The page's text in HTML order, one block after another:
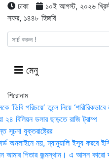
ঢাকা
১০ই আগস্ট, ২০২৬
সফর, ১৪৪৮ হিজরি
মেনু
শিরোনাম
‘ডিবি পরিচয়ে’ তুলে নিয়ে
২৪ বিলিয়ন ডলার ছাড়তে রাজি ট্রাম্প
সূচনা যুক্তরাষ্ট্রের
অনলাইনে নয়, ম্যানুয়ালি ইস্যু করবে
পিতার জন্মস্থান। এ আসন কারো